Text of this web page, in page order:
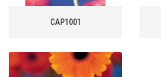
CAP1001